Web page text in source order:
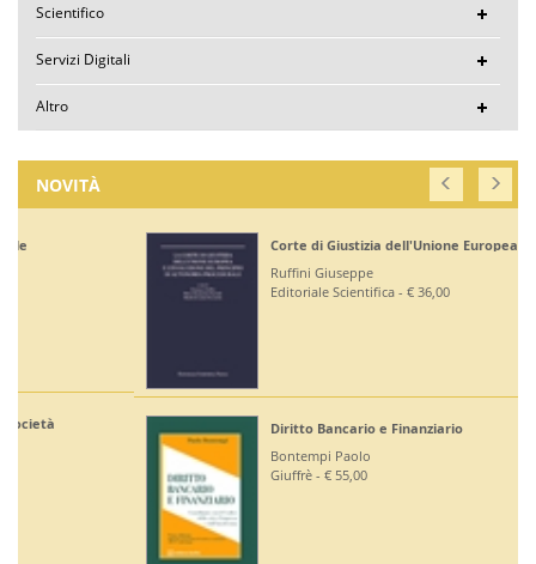
Scientifico
Servizi Digitali
Altro
NOVITÀ
Corte di Giustizia dell'Unione Europea
Ruffini Giuseppe
Editoriale Scientifica - € 36,00
Diritto Bancario e Finanziario
Bontempi Paolo
Giuffrè - € 55,00